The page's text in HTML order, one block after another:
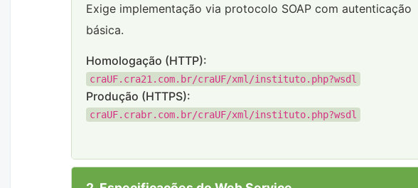
Exige implementação via protocolo SOAP com autenticação
básica.
Homologação (HTTP):
craUF.cra21.com.br/craUF/xml/instituto.php?wsdl
Produção (HTTPS):
craUF.crabr.com.br/craUF/xml/instituto.php?wsdl